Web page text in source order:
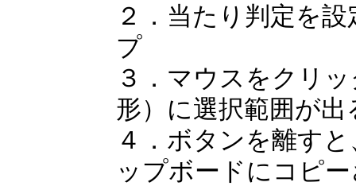
２．当たり判定を
プ
３．マウスをクリ
形）に選択範囲が
４．ボタンを離す
ップボードにコピ